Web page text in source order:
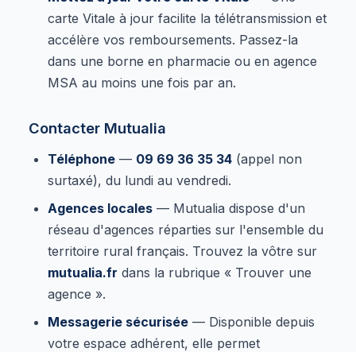
carte Vitale à jour facilite la télétransmission et
accélère vos remboursements. Passez-la
dans une borne en pharmacie ou en agence
MSA au moins une fois par an.
Contacter Mutualia
Téléphone — 09 69 36 35 34 (appel non
surtaxé), du lundi au vendredi.
Agences locales — Mutualia dispose d'un
réseau d'agences réparties sur l'ensemble du
territoire rural français. Trouvez la vôtre sur
mutualia.fr dans la rubrique « Trouver une
agence ».
Messagerie sécurisée — Disponible depuis
votre espace adhérent, elle permet